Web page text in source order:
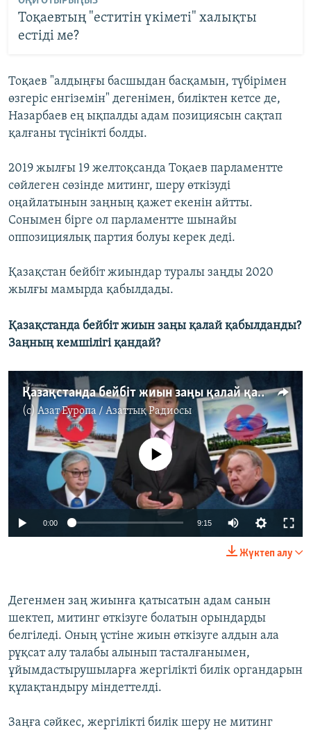
Тоқаевтың "еститін үкіметі" халықты
естіді ме?
Тоқаев "алдыңғы басшыдан басқамын, түбірімен
өзгеріс енгіземін" дегенімен, биліктен кетсе де,
Назарбаев ең ықпалды адам позициясын сақтап
қалғаны түсінікті болды.
2019 жылғы 19 желтоқсанда Тоқаев парламентте
сөйлеген сөзінде митинг, шеру өткізуді
оңайлатынын заңның қажет екенін айтты.
Сонымен бірге ол парламентте шынайы
оппозициялық партия болуы керек деді.
Қазақстан бейбіт жиындар туралы заңды 2020
жылғы мамырда қабылдады.
Қазақстанда бейбіт жиын заңы қалай қабылданды?
Заңның кемшілігі қандай?
Қазақстанда бейбіт жиын заңы қалай қабылданды? Заңның кемшілігі қандай?
(c) Азат Еуропа / Азаттық Радиосы
1080p
No media source currently available
0:00 9:15
1080p
Жүктеп алу
Дегенмен заң жиынға қатысатын адам санын
шектеп, митинг өткізуге болатын орындарды
белгіледі. Оның үстіне жиын өткізуге алдын ала
рұқсат алу талабы алынып тасталғанымен,
ұйымдастырушыларға жергілікті билік органдарын
құлақтандыру міндеттелді.
Заңға сәйкес, жергілікті билік шеру не митинг